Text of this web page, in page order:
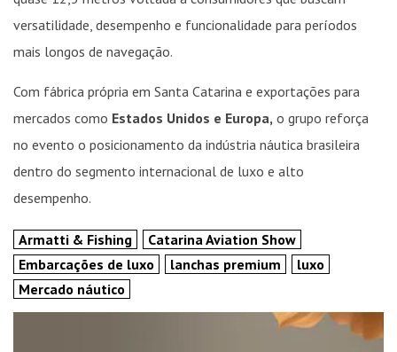
versatilidade, desempenho e funcionalidade para períodos
mais longos de navegação.
Com fábrica própria em Santa Catarina e exportações para
mercados como Estados Unidos e Europa, o grupo reforça
no evento o posicionamento da indústria náutica brasileira
dentro do segmento internacional de luxo e alto
desempenho.
Armatti & Fishing
Catarina Aviation Show
Embarcações de luxo
lanchas premium
luxo
Mercado náutico